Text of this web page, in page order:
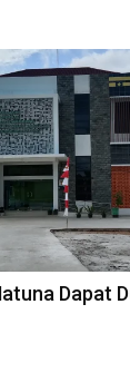
Dapat